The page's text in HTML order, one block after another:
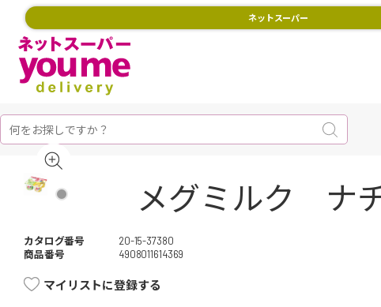
ネットスーパー
メグミルク ナ
カタログ番号
20-15-37380
商品番号
4908011614369
マイリストに登録する